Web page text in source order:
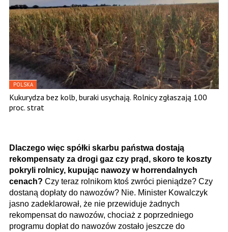
POLSKA
Kukurydza bez kolb, buraki usychają. Rolnicy zgłaszają 100
proc. strat
Dlaczego więc spółki skarbu państwa dostają
rekompensaty za drogi gaz czy prąd, skoro te koszty
pokryli rolnicy, kupując nawozy w horrendalnych
cenach? Czy teraz rolnikom ktoś zwróci pieniądze? Czy
dostaną dopłaty do nawozów? Nie. Minister Kowalczyk
jasno zadeklarował, że nie przewiduje żadnych
rekompensat do nawozów, chociaż z poprzedniego
programu dopłat do nawozów zostało jeszcze do